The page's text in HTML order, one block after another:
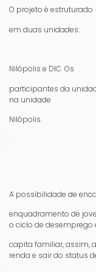
O projeto é estruturado
em duas unidades:
Nilópolis e DIC. Os
participantes da
na unidade
Nilópolis.
A possibilidade de
enquadramento de
o ciclo de desemprego
capita familiar, assim,
renda e sair do status